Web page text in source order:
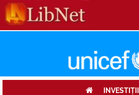
INVESTIŢII